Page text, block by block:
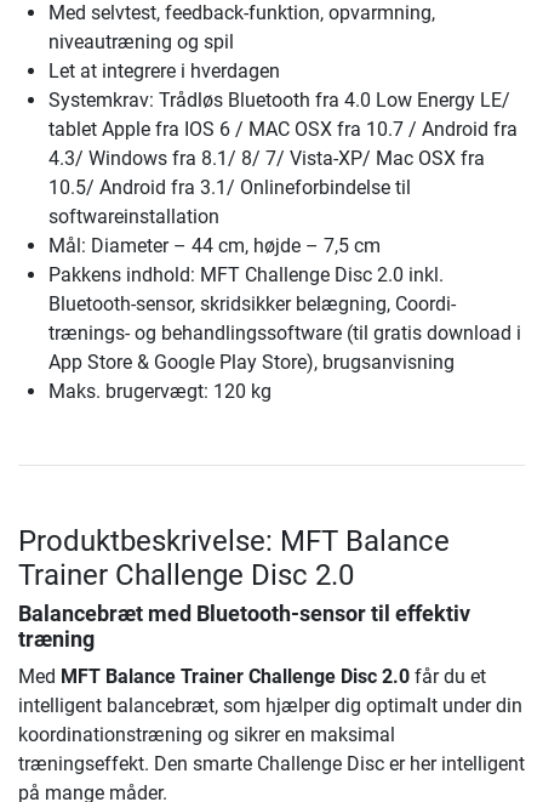
Med selvtest, feedback-funktion, opvarmning,
niveautræning og spil
Let at integrere i hverdagen
Systemkrav: Trådløs Bluetooth fra 4.0 Low Energy LE/
tablet Apple fra IOS 6 / MAC OSX fra 10.7 / Android fra
4.3/ Windows fra 8.1/ 8/ 7/ Vista-XP/ Mac OSX fra
10.5/ Android fra 3.1/ Onlineforbindelse til
softwareinstallation
Mål: Diameter – 44 cm, højde – 7,5 cm
Pakkens indhold: MFT Challenge Disc 2.0 inkl.
Bluetooth-sensor, skridsikker belægning, Coordi-
trænings- og behandlingssoftware (til gratis download i
App Store & Google Play Store), brugsanvisning
Maks. brugervægt: 120 kg
Produktbeskrivelse: MFT Balance
Trainer Challenge Disc 2.0
Balancebræt med Bluetooth-sensor til effektiv
træning
Med MFT Balance Trainer Challenge Disc 2.0 får du et
intelligent balancebræt, som hjælper dig optimalt under din
koordinationstræning og sikrer en maksimal
træningseffekt. Den smarte Challenge Disc er her intelligent
på mange måder.